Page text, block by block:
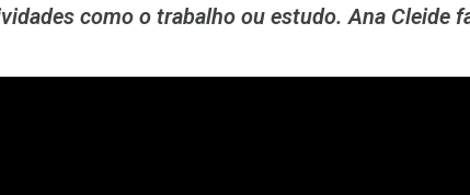
como o trabalho ou estudo. Ana Cleide